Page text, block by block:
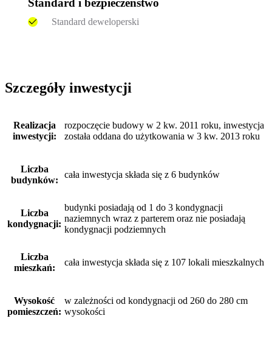
Standard i bezpieczeństwo
Standard deweloperski
Szczegóły inwestycji
Realizacja
inwestycji:
rozpoczęcie budowy w 2 kw. 2011 roku, inwestycja
została oddana do użytkowania w 3 kw. 2013 roku
Liczba
budynków:
cała inwestycja składa się z 6 budynków
Liczba
kondygnacji:
budynki posiadają od 1 do 3 kondygnacji
naziemnych wraz z parterem oraz nie posiadają
kondygnacji podziemnych
Liczba
mieszkań:
cała inwestycja składa się z 107 lokali mieszkalnych
Wysokość
pomieszczeń:
w zależności od kondygnacji od 260 do 280 cm
wysokości